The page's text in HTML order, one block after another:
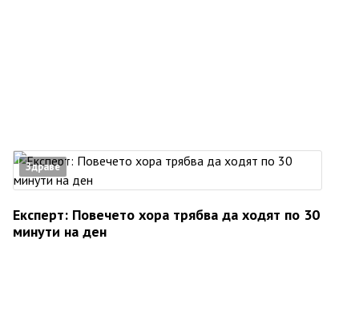
Здраве
Експерт: Повечето хора трябва да ходят по 30
минути на ден